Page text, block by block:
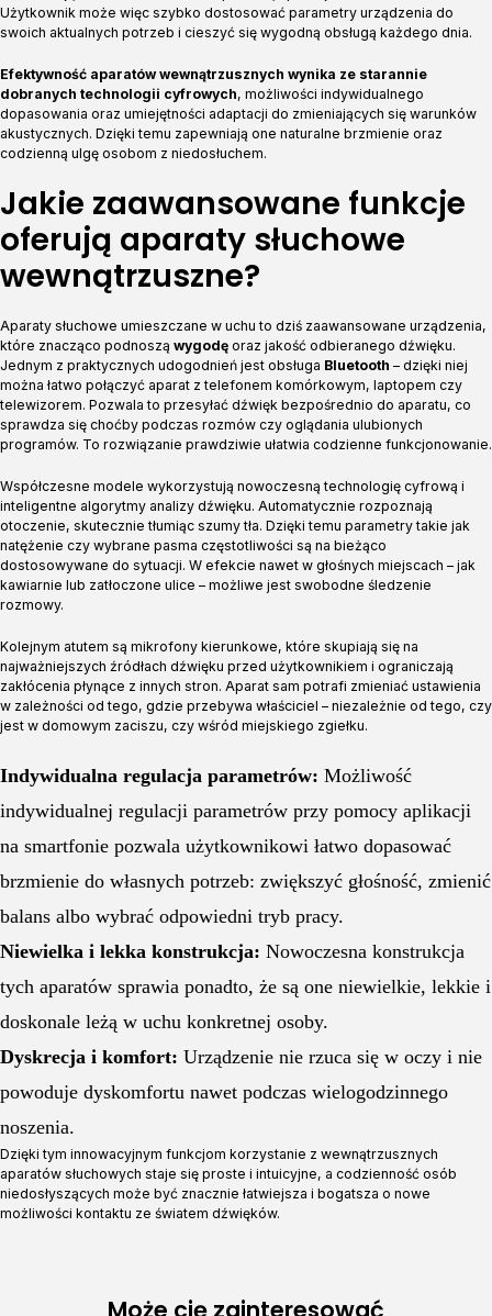
Użytkownik może więc szybko dostosować parametry urządzenia do
swoich aktualnych potrzeb i cieszyć się wygodną obsługą każdego dnia.
Efektywność aparatów wewnątrzusznych wynika ze starannie
dobranych technologii cyfrowych, możliwości indywidualnego
dopasowania oraz umiejętności adaptacji do zmieniających się warunków
akustycznych. Dzięki temu zapewniają one naturalne brzmienie oraz
codzienną ulgę osobom z niedosłuchem.
Jakie zaawansowane funkcje
oferują aparaty słuchowe
wewnątrzuszne?
Aparaty słuchowe umieszczane w uchu to dziś zaawansowane urządzenia,
które znacząco podnoszą wygodę oraz jakość odbieranego dźwięku.
Jednym z praktycznych udogodnień jest obsługa Bluetooth – dzięki niej
można łatwo połączyć aparat z telefonem komórkowym, laptopem czy
telewizorem. Pozwala to przesyłać dźwięk bezpośrednio do aparatu, co
sprawdza się choćby podczas rozmów czy oglądania ulubionych
programów. To rozwiązanie prawdziwie ułatwia codzienne funkcjonowanie.
Współczesne modele wykorzystują nowoczesną technologię cyfrową i
inteligentne algorytmy analizy dźwięku. Automatycznie rozpoznają
otoczenie, skutecznie tłumiąc szumy tła. Dzięki temu parametry takie jak
natężenie czy wybrane pasma częstotliwości są na bieżąco
dostosowywane do sytuacji. W efekcie nawet w głośnych miejscach – jak
kawiarnie lub zatłoczone ulice – możliwe jest swobodne śledzenie
rozmowy.
Kolejnym atutem są mikrofony kierunkowe, które skupiają się na
najważniejszych źródłach dźwięku przed użytkownikiem i ograniczają
zakłócenia płynące z innych stron. Aparat sam potrafi zmieniać ustawienia
w zależności od tego, gdzie przebywa właściciel – niezależnie od tego, czy
jest w domowym zaciszu, czy wśród miejskiego zgiełku.
Indywidualna regulacja parametrów: Możliwość
indywidualnej regulacji parametrów przy pomocy aplikacji
na smartfonie pozwala użytkownikowi łatwo dopasować
brzmienie do własnych potrzeb: zwiększyć głośność, zmienić
balans albo wybrać odpowiedni tryb pracy.
Niewielka i lekka konstrukcja: Nowoczesna konstrukcja
tych aparatów sprawia ponadto, że są one niewielkie, lekkie i
doskonale leżą w uchu konkretnej osoby.
Dyskrecja i komfort: Urządzenie nie rzuca się w oczy i nie
powoduje dyskomfortu nawet podczas wielogodzinnego
noszenia.
Dzięki tym innowacyjnym funkcjom korzystanie z wewnątrzusznych
aparatów słuchowych staje się proste i intuicyjne, a codzienność osób
niedosłyszących może być znacznie łatwiejsza i bogatsza o nowe
możliwości kontaktu ze światem dźwięków.